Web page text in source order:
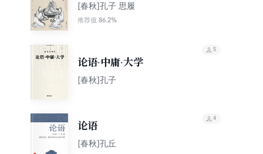
[春秋]孔子 思履
推荐值 86.2%
论语·中庸·大学
[春秋]孔子
5
论语
[春秋]孔丘
4